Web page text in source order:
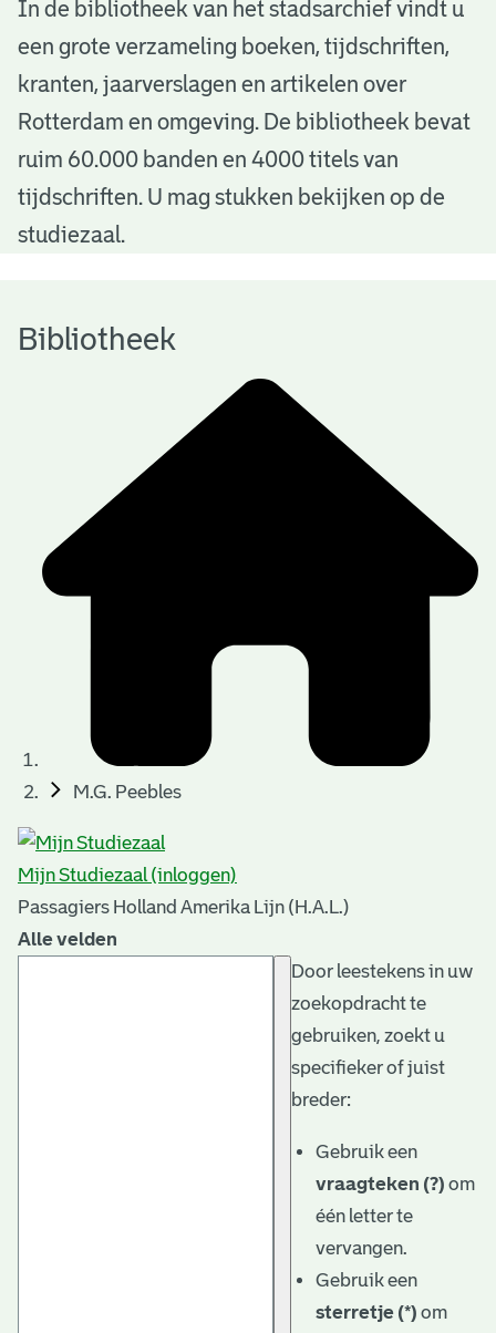
B
b
o
h
In de bibliotheek van het stadsarchief vindt u
een grote verzameling boeken, tijdschriften,
kranten, jaarverslagen en artikelen over
Rotterdam en omgeving. De bibliotheek bevat
ruim 60.000 banden en 4000 titels van
tijdschriften. U mag stukken bekijken op de
studiezaal.
Bibliotheek
M.G. Peebles
Mijn Studiezaal (inloggen)
Passagiers Holland Amerika Lijn (H.A.L.)
Alle velden
Door leestekens in uw
zoekopdracht te
gebruiken, zoekt u
specifieker of juist
breder:
Gebruik een
vraagteken (?) om
één letter te
vervangen.
Gebruik een
sterretje (*) om